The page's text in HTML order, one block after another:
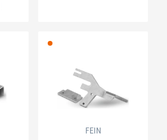
FEIN